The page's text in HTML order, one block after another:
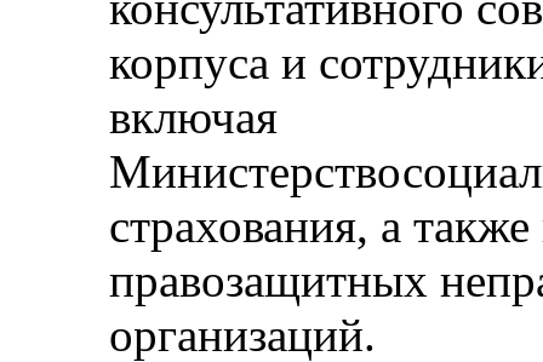
корпуса и
включая
страхования, а
правозащитных
организаций.